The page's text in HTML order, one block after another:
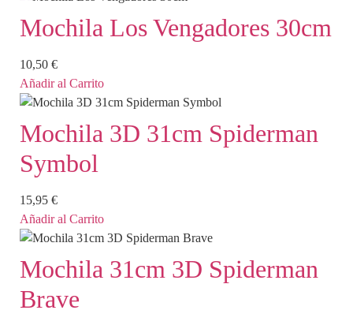
Mochila Los Vengadores 30cm
10,50 €
Añadir al Carrito
Mochila 3D 31cm Spiderman
Symbol
15,95 €
Añadir al Carrito
Mochila 31cm 3D Spiderman
Brave